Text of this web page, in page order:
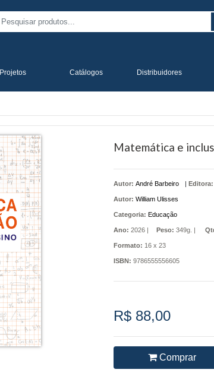
Projetos Catálogos Distribuidores
Matemática e
Autor: André Barbeiro
Autor: William Ulisses
| Editora:
Categoria: Educação
Ano: 2026 | Peso: 349g. |
Formato: 16 x 23
ISBN: 9786555556605
R$ 88,00
Comprar